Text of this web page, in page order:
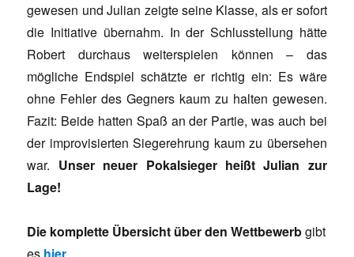
gewesen und Julian zeigte seine Klasse, als er sofort
die Initiative übernahm. In der Schlusstellung hätte
Robert durchaus weiterspielen können – das
mögliche Endspiel schätzte er richtig ein: Es wäre
ohne Fehler des Gegners kaum zu halten gewesen.
Fazit: Beide hatten Spaß an der Partie, was auch bei
der improvisierten Siegerehrung kaum zu übersehen
war. Unser neuer Pokalsieger heißt Julian zur
Lage!
Die komplette Übersicht über den Wettbewerbgibt